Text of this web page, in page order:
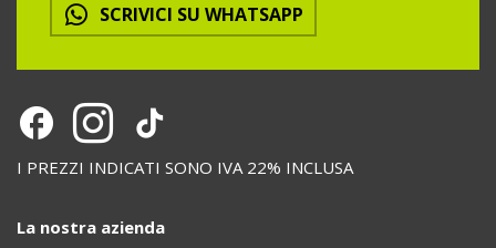
SCRIVICI SU WHATSAPP
I PREZZI INDICATI SONO IVA 22% INCLUSA
La nostra azienda